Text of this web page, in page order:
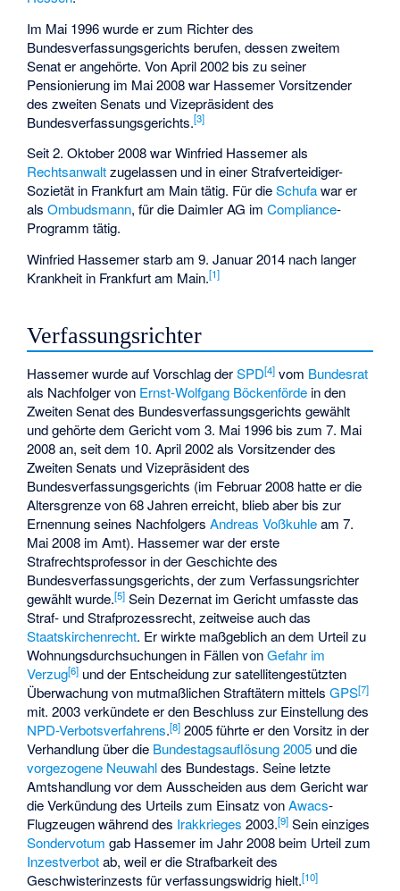
Im Mai 1996 wurde er zum Richter des
Bundesverfassungsgerichts berufen, dessen zweitem
Senat er angehörte. Von April 2002 bis zu seiner
Pensionierung im Mai 2008 war Hassemer Vorsitzender
des zweiten Senats und Vizepräsident des
Bundesverfassungsgerichts.[3]
Seit 2. Oktober 2008 war Winfried Hassemer als
Rechtsanwaltzugelassen und in einer Strafverteidiger-
Sozietät in Frankfurt am Main tätig. Für dieSchufawar er
alsOmbudsmann, für die Daimler AG imCompliance-
Programm tätig.
Winfried Hassemer starb am 9. Januar 2014 nach langer
Krankheit in Frankfurt am Main.[1]
Verfassungsrichter
Hassemer wurde auf Vorschlag derSPD[4] vom Bundesrat
als Nachfolger von Ernst-Wolfgang Böckenförde in den
Zweiten Senat des Bundesverfassungsgerichts gewählt
und gehörte dem Gericht vom 3. Mai 1996 bis zum 7. Mai
2008 an, seit dem 10. April 2002 als Vorsitzender des
Zweiten Senats und Vizepräsident des
Bundesverfassungsgerichts (im Februar 2008 hatte er die
Altersgrenze von 68 Jahren erreicht, blieb aber bis zur
Ernennung seines NachfolgersAndreas Voßkuhleam 7.
Mai 2008 im Amt). Hassemer war der erste
Strafrechtsprofessor in der Geschichte des
Bundesverfassungsgerichts, der zum Verfassungsrichter
gewählt wurde.[5] Sein Dezernat im Gericht umfasste das
Straf- und Strafprozessrecht, zeitweise auch das
Staatskirchenrecht. Er wirkte maßgeblich an dem Urteil zu
Wohnungsdurchsuchungen in Fällen vonGefahr im
Verzug[6] und der Entscheidung zur satellitengestützten
Überwachung von mutmaßlichen Straftätern mittelsGPS[7]
mit. 2003 verkündete er den Beschluss zur Einstellung des
NPD-Verbotsverfahrens.[8] 2005 führte er den Vorsitz in der
Verhandlung über die Bundestagsauflösung 2005 und die
vorgezogene Neuwahldes Bundestags. Seine letzte
Amtshandlung vor dem Ausscheiden aus dem Gericht war
die Verkündung des Urteils zum Einsatz vonAwacs-
Flugzeugen während des Irakkrieges 2003.[9] Sein einziges
Sondervotum gab Hassemer im Jahr 2008 beim Urteil zum
Inzestverbotab, weil er die Strafbarkeit des
Geschwisterinzests für verfassungswidrig hielt.[10]